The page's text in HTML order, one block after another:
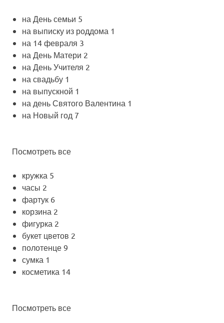
на День семьи 5
на выписку из роддома 1
на 14 февраля 3
на День Матери 2
на День Учителя 2
на свадьбу 1
на выпускной 1
на день Святого Валентина 1
на Новый год 7
Посмотреть все
кружка 5
часы 2
фартук 6
корзина 2
фигурка 2
букет цветов 2
полотенце 9
сумка 1
косметика 14
Посмотреть все